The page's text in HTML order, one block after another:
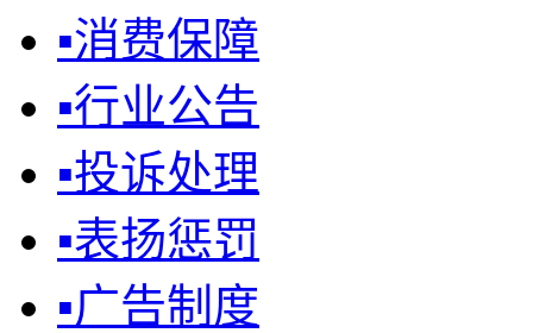
▪消费保障
▪行业公告
▪投诉处理
▪表扬惩罚
▪广告制度